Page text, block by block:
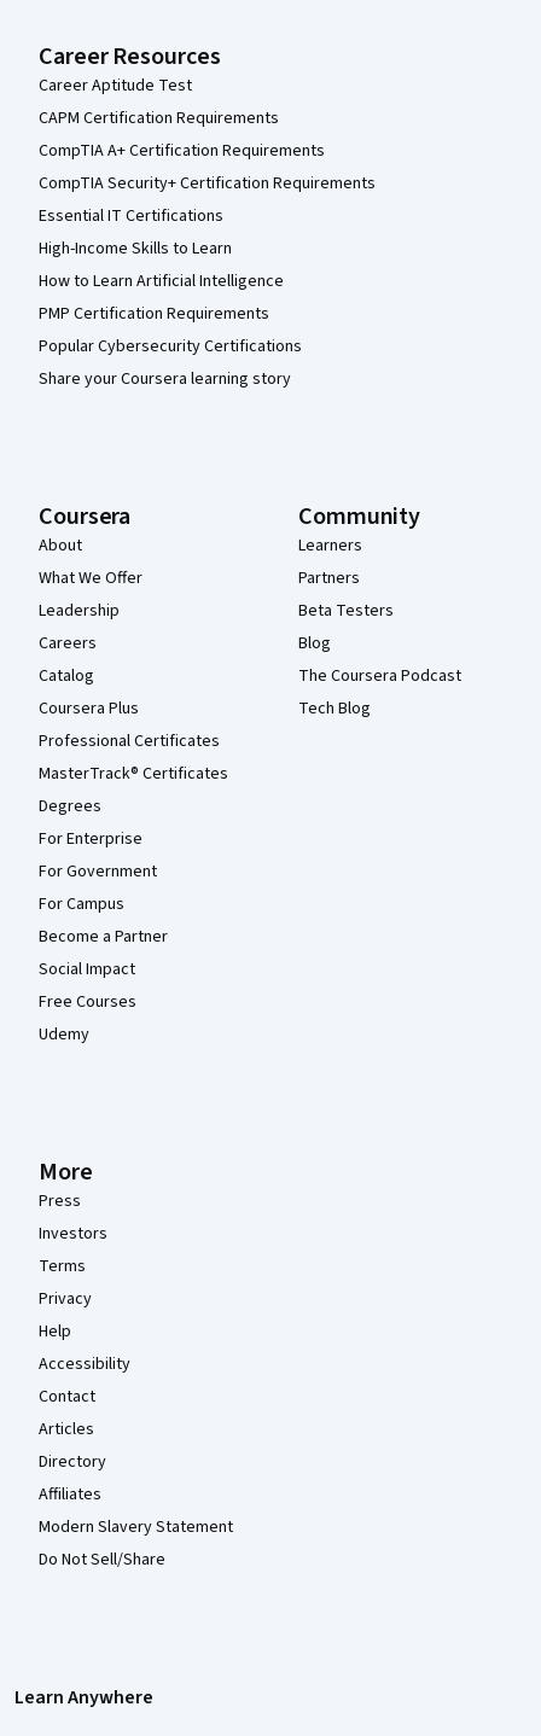
Career Resources
Career Aptitude Test
CAPM Certification Requirements
CompTIA A+ Certification Requirements
CompTIA Security+ Certification Requirements
Essential IT Certifications
High-Income Skills to Learn
How to Learn Artificial Intelligence
PMP Certification Requirements
Popular Cybersecurity Certifications
Share your Coursera learning story
Coursera
About
What We Offer
Leadership
Careers
Catalog
Coursera Plus
Professional Certificates
MasterTrack® Certificates
Degrees
For Enterprise
For Government
For Campus
Become a Partner
Social Impact
Free Courses
Udemy
Community
Learners
Partners
Beta Testers
Blog
The Coursera Podcast
Tech Blog
More
Press
Investors
Terms
Privacy
Help
Accessibility
Contact
Articles
Directory
Affiliates
Modern Slavery Statement
Do Not Sell/Share
Learn Anywhere